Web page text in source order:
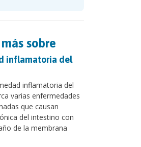
sobre
inflamatoria del
inflamatoria del
varias enfermedades
que causan
del intestino con
de la membrana